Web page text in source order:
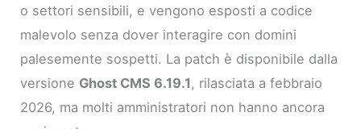
o settori sensibili, e vengono esposti a codice
malevolo senza dover interagire con domini
palesemente sospetti. La patch è disponibile dalla
versione Ghost CMS 6.19.1, rilasciata a febbraio
2026, ma molti amministratori non hanno ancora